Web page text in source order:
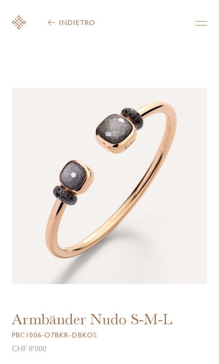
INDIETRO
Armbänder Nudo S-M-L
PBC1006-O7BKR-DBKOS
CHF 8’000